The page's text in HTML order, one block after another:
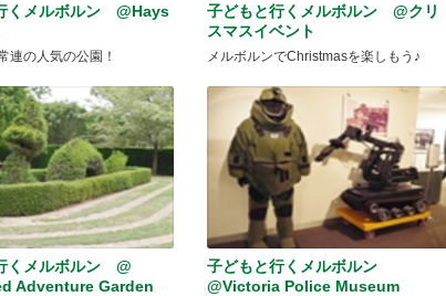
くメルボルン @Hays
連の人気の公園！
子どもと行くメルボルン @クリ
スマスイベント
メルボルンでChristmasを楽しもう♪
くメルボルン @
Adventure Garden
子どもと行くメルボルン
@Victoria Police Museum